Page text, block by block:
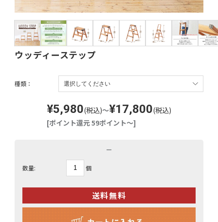
ウッディーステップ
¥5,980(税込)～¥17,800(税込)
[ポイント還元 59ポイント～]
種類：
－
数量: 個